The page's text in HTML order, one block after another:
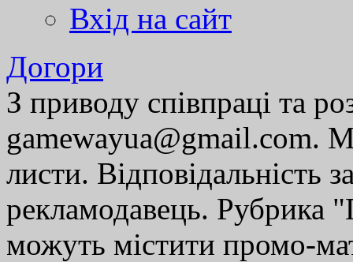
Вхід на сайт
Догори
З приводу співпраці та
gamewayua@gmail.com.
листи. Відповідальність
рекламодавець. Рубрика
можуть містити промо-